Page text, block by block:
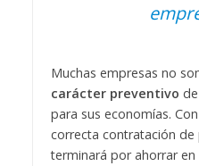
Muchas empresas no
carácter preventivo
para sus economías.
correcta contratación de
terminará por ahorrar